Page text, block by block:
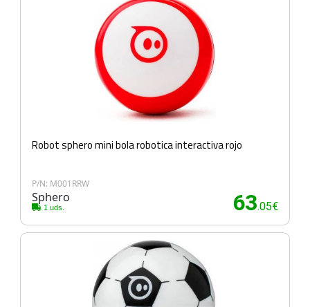
Robot sphero mini bola robotica interactiva rojo
P/N: M001RRW
Sphero
1 uds. 63.05€